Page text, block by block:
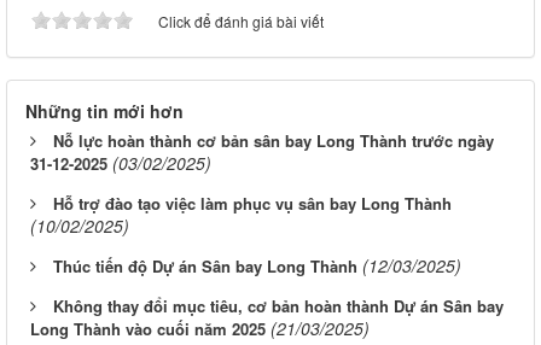
Click để đánh giá bài viết
Những tin mới hơn
Nỗ lực hoàn thành cơ bản sân bay Long Thành trước ngày
31-12-2025 (03/02/2025)
Hỗ trợ đào tạo việc làm phục vụ sân bay Long Thành
(10/02/2025)
Thúc tiến độ Dự án Sân bay Long Thành (12/03/2025)
Không thay đổi mục tiêu, cơ bản hoàn thành Dự án Sân bay
Long Thành vào cuối năm 2025 (21/03/2025)